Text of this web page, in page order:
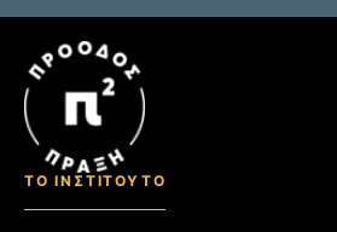
ΤΟ ΙΝΣΤΙΤΟΥΤΟ